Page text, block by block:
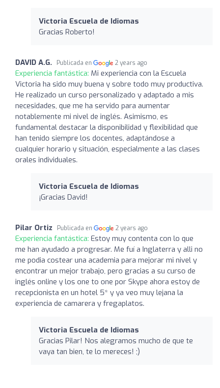
Victoria Escuela de Idiomas
Gracias Roberto!
DAVID A.G. Publicada en 2 years ago
Experiencia fantástica: Mi experiencia con la Escuela
Victoria ha sido muy buena y sobre todo muy productiva.
He realizado un curso personalizado y adaptado a mis
necesidades, que me ha servido para aumentar
notablemente mi nivel de inglés. Asimismo, es
fundamental destacar la disponibilidad y flexibilidad que
han tenido siempre los docentes, adaptándose a
cualquier horario y situación, especialmente a las clases
orales individuales.
Victoria Escuela de Idiomas
¡Gracias David!
Pilar Ortiz Publicada en 2 years ago
Experiencia fantástica: Estoy muy contenta con lo que
me han ayudado a progresar. Me fuí a Inglaterra y alli no
me podia costear una academia para mejorar mi nivel y
encontrar un mejor trabajo, pero gracias a su curso de
inglés online y los one to one por Skype ahora estoy de
recepcionista en un hotel 5* y ya veo muy lejana la
experiencia de camarera y fregaplatos.
Victoria Escuela de Idiomas
Gracias Pilar! Nos alegramos mucho de que te
vaya tan bien, te lo mereces! ;)